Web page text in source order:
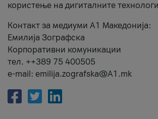
користење на дигиталните
Контакт за медиуми А1 Македонија:
Емилија Зографска
Корпоративни комуникации
тел. ++389 75 400505
e-mail: emilija.zografska@A1.mk